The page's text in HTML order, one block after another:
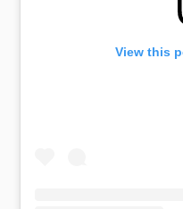
View this